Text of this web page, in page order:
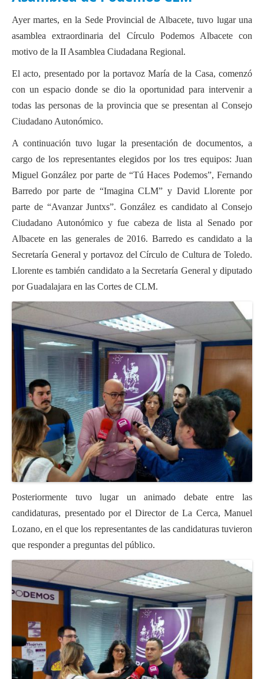
Actas Asamblea Ciudadana
Financiación
Participa con Podemos en Albacete
Ayer martes, en la Sede Provincial de Albacete, tuvo lugar una
asamblea extraordinaria del Círculo Podemos Albacete con
motivo de la II Asamblea Ciudadana Regional.
El acto, presentado por la portavoz María de la Casa, comenzó
con un espacio donde se dio la oportunidad para intervenir a
todas las personas de la provincia que se presentan al Consejo
Ciudadano Autonómico.
A continuación tuvo lugar la presentación de documentos, a
cargo de los representantes elegidos por los tres equipos: Juan
Miguel González por parte de “Tú Haces Podemos”, Fernando
Barredo por parte de “Imagina CLM” y David Llorente por
parte de “Avanzar Juntxs”. González es candidato al Consejo
Ciudadano Autonómico y fue cabeza de lista al Senado por
Albacete en las generales de 2016. Barredo es candidato a la
Secretaría General y portavoz del Círculo de Cultura de Toledo.
Llorente es también candidato a la Secretaría General y diputado
por Guadalajara en las Cortes de CLM.
Posteriormente tuvo lugar un animado debate entre las
candidaturas, presentado por el Director de La Cerca, Manuel
Lozano, en el que los representantes de las candidaturas tuvieron
que responder a preguntas del público.